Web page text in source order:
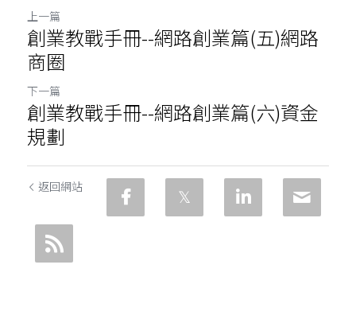
上一篇
創業教戰手冊--網路創業篇(五)網路
商圈
下一篇
創業教戰手冊--網路創業篇(六)資金
規劃
返回網站